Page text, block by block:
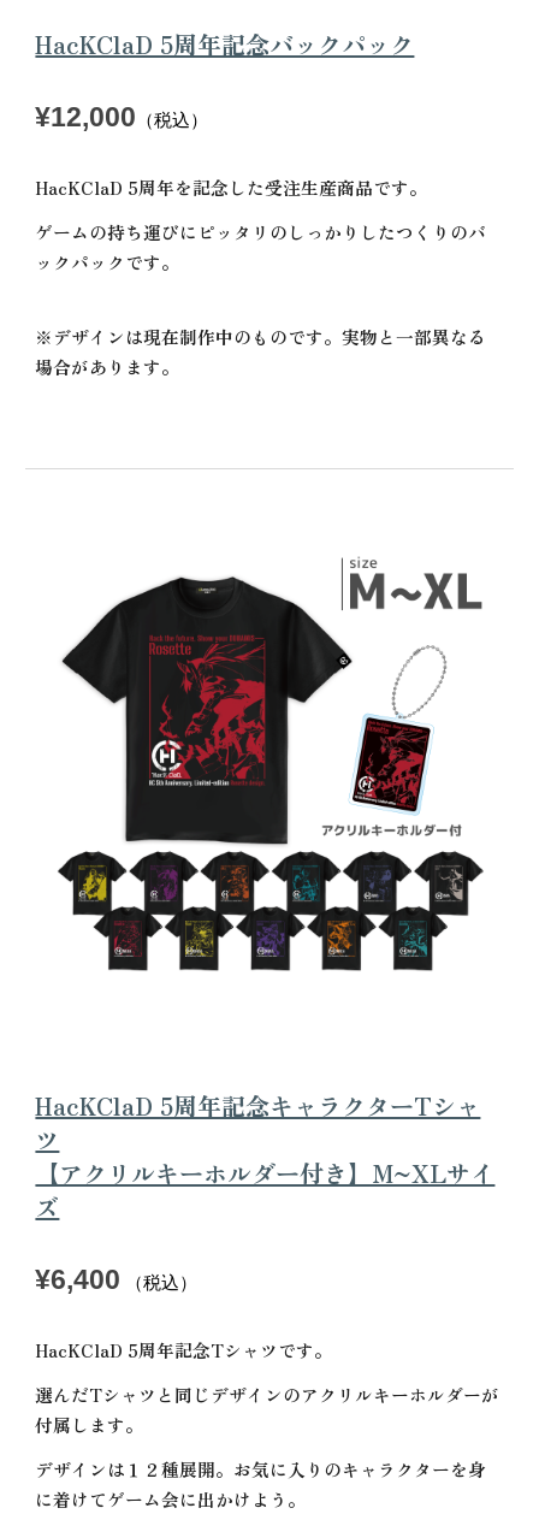
HacKClaD 5周年記念バックパック
¥12,000 （税込）
HacKClaD 5周年を記念した受注生産商品です。
ゲームの持ち運びにピッタリのしっかりしたつくりのバ
ックパックです。
※デザインは現在制作中のものです。実物と一部異なる
場合があります。
HacKClaD 5周年記念キャラクターTシャ
ツ
【アクリルキーホルダー付き】M~XLサイ
ズ
¥6,400 （税込）
HacKClaD 5周年記念Tシャツです。
選んだTシャツと同じデザインのアクリルキーホルダーが
付属します。
デザインは１２種展開。お気に入りのキャラクターを身
に着けてゲーム会に出かけよう。